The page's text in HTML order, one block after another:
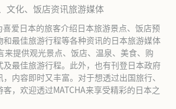
文化、饭店资讯旅游媒体
喜爱日本的旅客介绍日本旅游景点、饭店预
最佳旅游行程等各种资讯的日本旅游媒体
来提供观光景点、饭店、温泉、美食、购
最佳旅游行程。此外，也有刊登日本政府
内容即时又丰富。对于想透过出国旅行、
，欢迎透过MATCHA来享受精彩的日本之